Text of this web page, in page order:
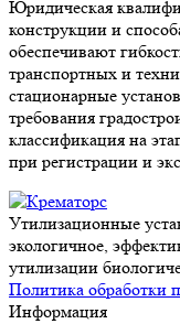
Юридическая
конструкции и
обеспечивают
транспортных и
стационарные
требования
классификация на
при регистрации и
Утилизационные
экологичное,
утилизации
Политика обработки
Информация